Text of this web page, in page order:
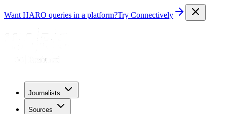
Want HARO queries in a platform?Try Connectively
Journalists
Sources